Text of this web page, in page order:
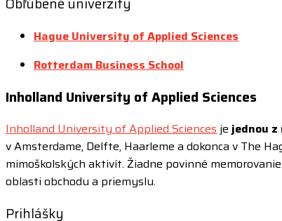
Hague University of Applied Sciences
Rotterdam Business School
Inholland University of Applied Sciences
Inholland University of Applied Sciences jejednou z
v Amsterdame, Delfte, Haarleme a dokonca v The
mimoškolských aktivít. Žiadne povinné
oblasti obchodu a priemyslu.
Prihlášky